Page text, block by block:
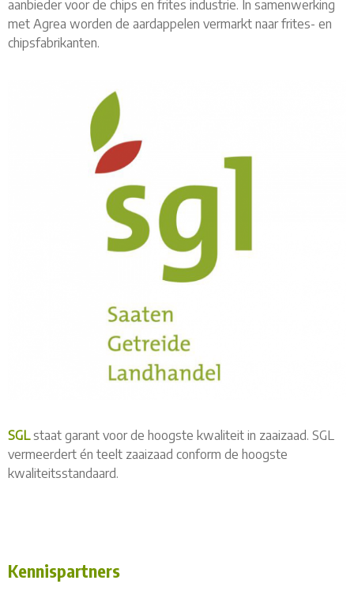
aanbieder voor de chips en frites industrie. In samenwerking
met Agrea worden de aardappelen vermarkt naar frites- en
chipsfabrikanten.
SGLstaat garant voor de hoogste kwaliteit in zaaizaad. SGL
vermeerdert én teelt zaaizaad conform de hoogste
kwaliteitsstandaard.
Kennispartners